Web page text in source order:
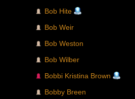
Bob Hite
Bob Weir
Bob Weston
Bob Wilber
Bobbi Kristina Brown
Bobby Breen